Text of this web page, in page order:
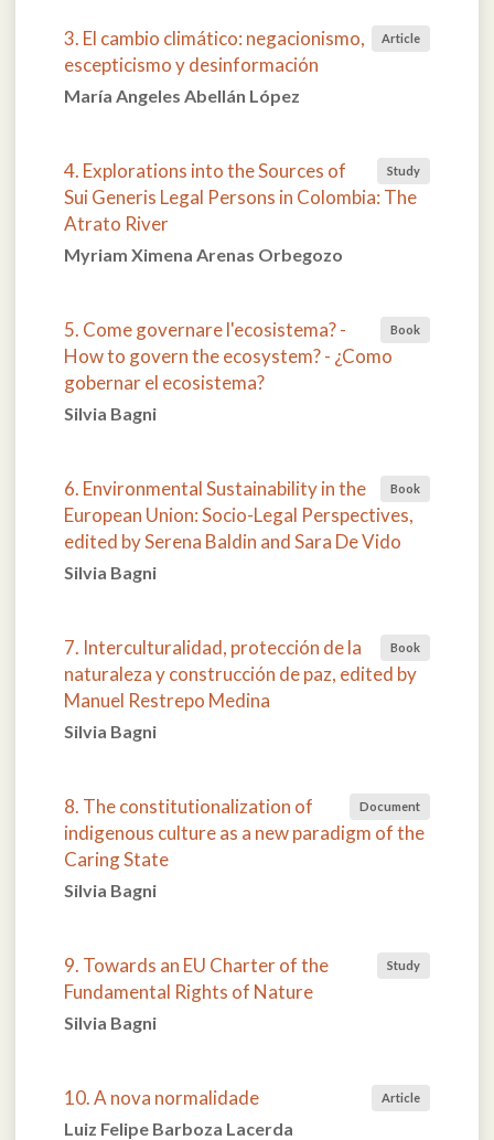
Article
3. El cambio climático: negacionismo,
escepticismo y desinformación
María Angeles Abellán López
Study
4. Explorations into the Sources of
Sui Generis Legal Persons in Colombia: The
Atrato River
Myriam Ximena Arenas Orbegozo
Book
5. Come governare l'ecosistema? -
How to govern the ecosystem? - ¿Como
gobernar el ecosistema?
Silvia Bagni
Book
6. Environmental Sustainability in the
European Union: Socio-Legal Perspectives,
edited by Serena Baldin and Sara De Vido
Silvia Bagni
Book
7. Interculturalidad, protección de la
naturaleza y construcción de paz, edited by
Manuel Restrepo Medina
Silvia Bagni
Document
8. The constitutionalization of
indigenous culture as a new paradigm of the
Caring State
Silvia Bagni
Study
9. Towards an EU Charter of the
Fundamental Rights of Nature
Silvia Bagni
Article
10. A nova normalidade
Luiz Felipe Barboza Lacerda